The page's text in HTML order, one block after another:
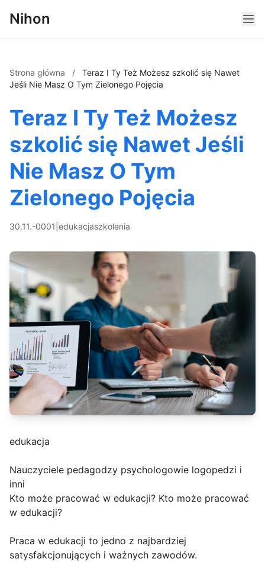
Nihon
Strona główna /
Teraz I Ty Też Możesz szkolić się Nawet
Jeśli Nie Masz O Tym Zielonego Pojęcia
Teraz I Ty Też Możesz
szkolić się Nawet Jeśli
Nie Masz O Tym
Zielonego Pojęcia
30.11.-0001 edukacjaszkolenia
edukacja
Nauczyciele pedagodzy psychologowie logopedzi i
inni
Kto może pracować w edukacji? Kto może pracować
w edukacji?
Praca w edukacji to jedno z najbardziej
satysfakcjonujących i ważnych zawodów.